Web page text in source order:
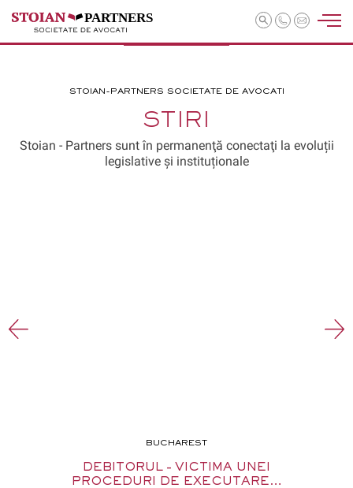
PARTNERS
STOIAN-PARTNERS SOCIETATE DE AVOCATI
STIRI
Stoian - Partners sunt în permanenţă conectaţi la evoluții
legislative și instituționale
BUCHAREST
DEBITORUL – VICTIMA UNEI
PROCEDURI DE EXECUTARE…